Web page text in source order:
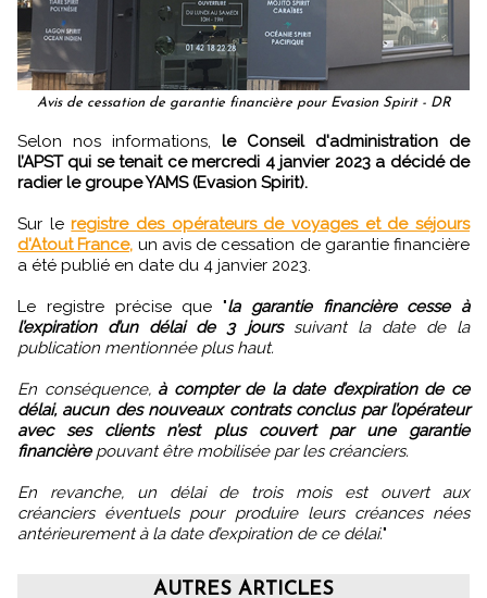
Avis de cessation de garantie financière pour Evasion Spirit - DR
Selon nos informations, le Conseil d'administration de
l’APST qui se tenait ce mercredi 4 janvier 2023 a décidé de
radier le groupe YAMS (Evasion Spirit).
Sur leregistre des opérateurs de voyages et de séjours
d'Atout France, un avis de cessation de garantie financière
a été publié en date du 4 janvier 2023.
Le registre précise que "la garantie financière cesse à
l’expiration d’un délai de 3 jourssuivant la date de la
publication mentionnée plus haut.
En conséquence, à compter de la date d’expiration de ce
délai, aucun des nouveaux contrats conclus par l’opérateur
avec ses clients n’est plus couvert par une garantie
financièrepouvant être mobilisée par les créanciers.
En revanche, un délai de trois mois est ouvert aux
créanciers éventuels pour produire leurs créances nées
antérieurement à la date d’expiration de ce délai."
AUTRES ARTICLES